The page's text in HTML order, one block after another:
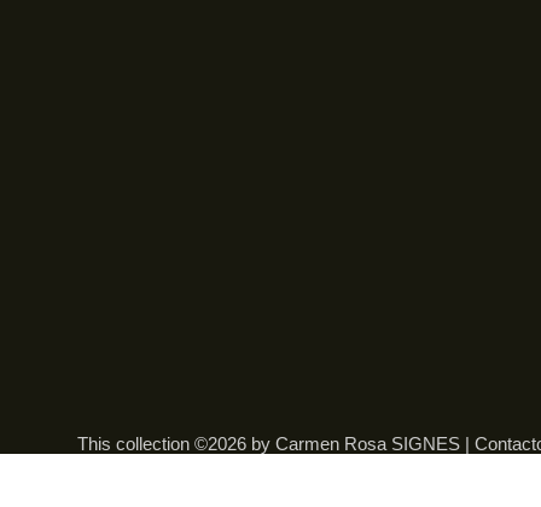
This collection ©2026 by Carmen Rosa SIGNES |